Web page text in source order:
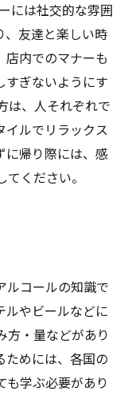
には社交的な雰囲
、友達と楽しい時
店内でのマナーも
すぎないようにす
は、人それぞれで
イルでリラックス
に帰り際には、感
ください。
ルコールの知識で
ルやビールなどに
方・量などがあり
ためには、各国の
も学ぶ必要があり